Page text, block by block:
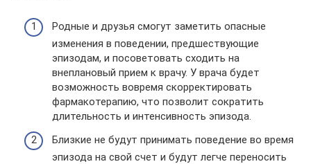
Родные и друзья смогут заметить опасные
изменения в поведении, предшествующие
эпизодам, и посоветовать сходить на
внеплановый прием к врачу. У врача будет
возможность вовремя скорректировать
фармакотерапию, что позволит сократить
длительность и интенсивность эпизода.
Близкие не будут принимать поведение во время
эпизода на свой счет и будут легче переносить